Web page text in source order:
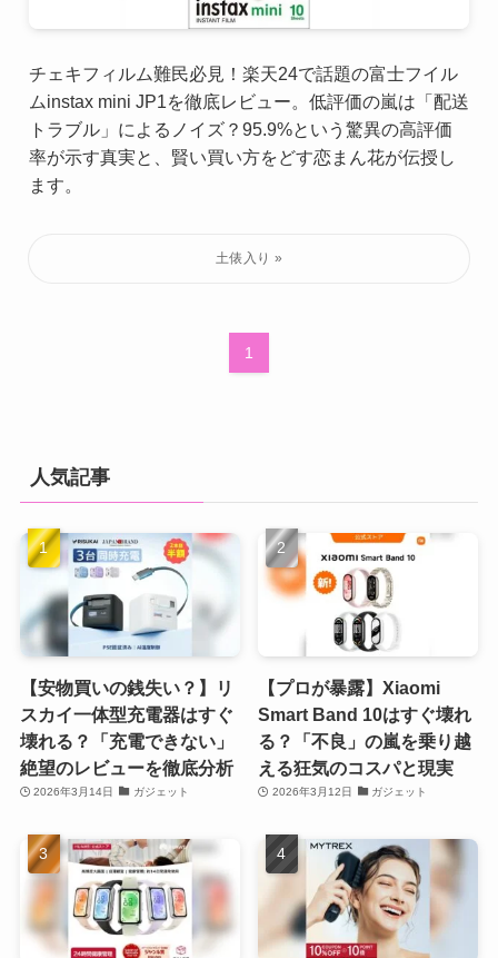
チェキフィルム難民必見！楽天24で話題の富士フイル
ムinstax mini JP1を徹底レビュー。低評価の嵐は「配送
トラブル」によるノイズ？95.9%という驚異の高評価
率が示す真実と、賢い買い方をどす恋まん花が伝授し
ます。
1
人気記事
【安物買いの銭失い？】リ
スカイ一体型充電器はすぐ
壊れる？「充電できない」
絶望のレビューを徹底分析
2026年3月14日 ガジェット
【プロが暴露】Xiaomi
Smart Band 10はすぐ壊れ
る？「不良」の嵐を乗り越
える狂気のコスパと現実
2026年3月12日 ガジェット